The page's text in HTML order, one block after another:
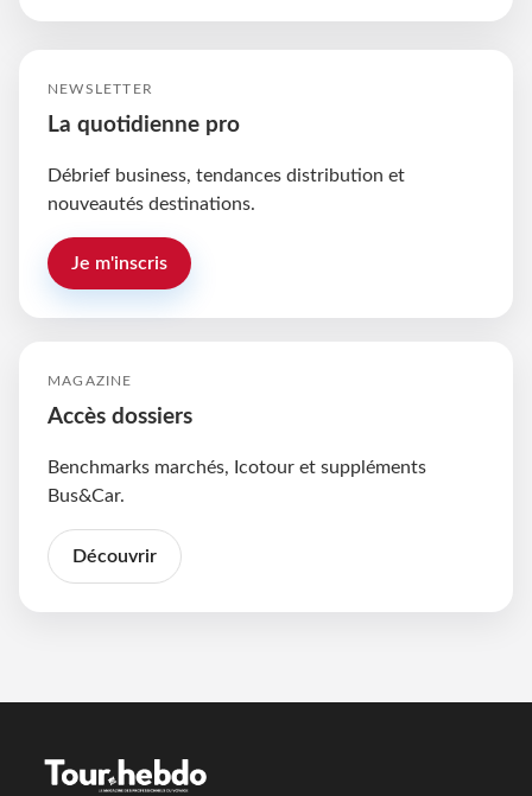
NEWSLETTER
La quotidienne pro
Débrief business, tendances distribution et
nouveautés destinations.
Je m'inscris
MAGAZINE
Accès dossiers
Benchmarks marchés, Icotour et suppléments
Bus&Car.
Découvrir